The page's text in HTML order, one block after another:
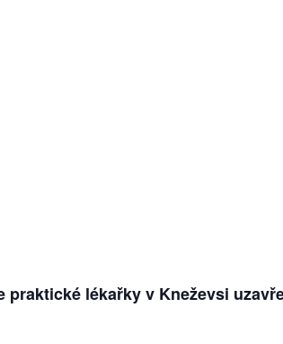
praktické lékařky v Kneževsi